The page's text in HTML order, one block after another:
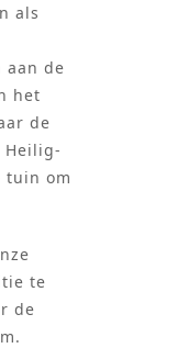
als
aan de
het
de
Heilig-
tuin om
te
de